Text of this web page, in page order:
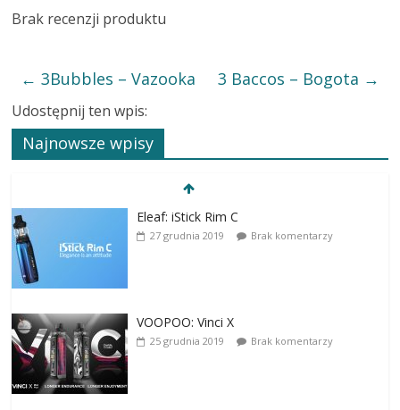
Brak recenzji produktu
← 3Bubbles – Vazooka 3 Baccos – Bogota →
Udostępnij ten wpis:
Najnowsze wpisy
Eleaf: iStick Rim C
27 grudnia 2019 Brak komentarzy
VOOPOO: Vinci X
25 grudnia 2019 Brak komentarzy